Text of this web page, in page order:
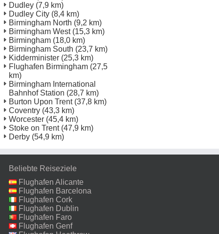
Dudley (7,9 km)
Dudley City (8,4 km)
Birmingham North (9,2 km)
Birmingham West(15,3 km)
Birmingham (18,0 km)
Birmingham South (23,7 km)
Kidderminister (25,3 km)
Flughafen Birmingham (27,5
km)
Birmingham International
Bahnhof Station (28,7 km)
Burton Upon Trent(37,8 km)
Coventry (43,3 km)
Worcester (45,4 km)
Stoke on Trent(47,9 km)
Derby (54,9 km)
Beliebte Reiseziele
Flughafen Alicante
Flughafen Barcelona
Flughafen Cork
Flughafen Dublin
Flughafen Faro
Flughafen Genf